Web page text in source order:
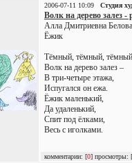
2006-07-11 10:09 Студия
Волк на дерево залез
Алла Дмитриевна Белова
Ёжик
Тёмный, тёмный,
Волк на дерево залез –
В три-четыре этажа,
Испугался он ежа.
Ёжик маленький,
Да удаленький,
Спит под ёлками,
Весь с иголками.
комментарии: [0] просмотры: [